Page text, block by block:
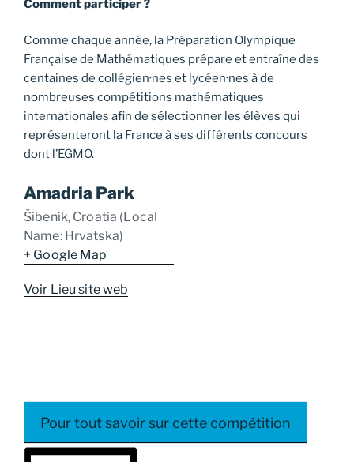
Comment participer ?
Comme chaque année, la Préparation Olympique
Française de Mathématiques prépare et entraîne des
centaines de collégien·nes et lycéen·nes à de
nombreuses compétitions mathématiques
internationales afin de sélectionner les élèves qui
représenteront la France à ses différents concours
dont l’EGMO.
Amadria Park
Šibenik, Croatia (Local
Name: Hrvatska)
+ Google Map
Voir Lieu site web
Pour tout savoir sur cette compétition